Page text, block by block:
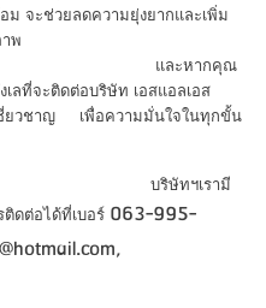
ม จะช่วยลดความยุ่งยากและเพิ่ม
พ
กคุณ
เลที่จะติดต่อบริษัท เอสแอลเอส
ยวชาญ เพื่อความมั่นใจในทุกขั้น
เรามี
ดต่อได้ที่เบอร์ 063-995-